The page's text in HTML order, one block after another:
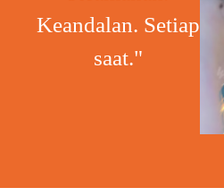
Keandalan. Setiap
saat."